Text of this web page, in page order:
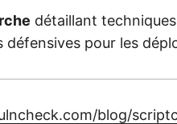
détaillant
pour les
blog/